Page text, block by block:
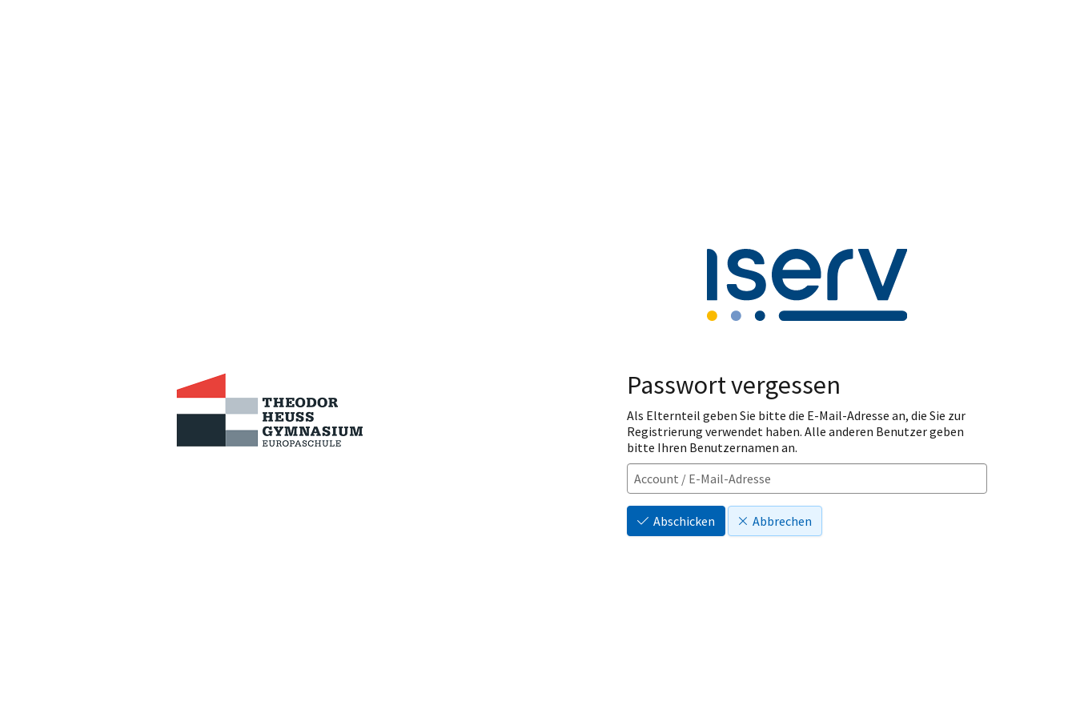
Passwort vergessen
Als Elternteil geben Sie bitte die E-Mail-Adresse an, die Sie zur
Registrierung verwendet haben. Alle anderen Benutzer geben
bitte Ihren Benutzernamen an.
Abschicken Abbrechen